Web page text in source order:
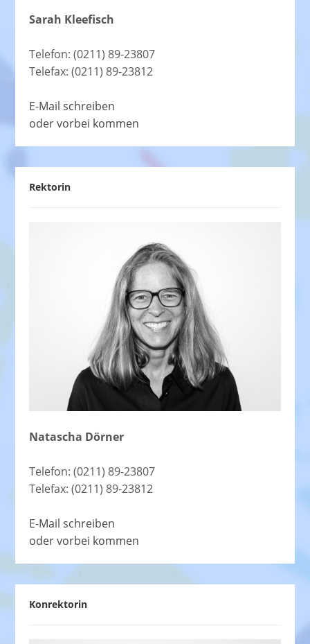
Sarah Kleefisch
Telefon: (0211) 89-23807
Telefax: (0211) 89-23812
E-Mail schreiben
oder vorbei kommen
Rektorin
Natascha Dörner
Telefon: (0211) 89-23807
Telefax: (0211) 89-23812
E-Mail schreiben
oder vorbei kommen
Konrektorin